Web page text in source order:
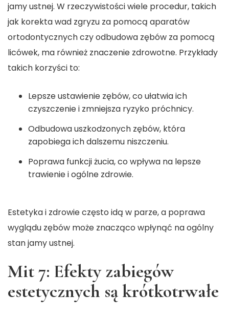
jamy ustnej. W rzeczywistości wiele procedur, takich
jak korekta wad zgryzu za pomocą aparatów
ortodontycznych czy odbudowa zębów za pomocą
licówek, ma również znaczenie zdrowotne. Przykłady
takich korzyści to:
Lepsze ustawienie zębów, co ułatwia ich
czyszczenie i zmniejsza ryzyko próchnicy.
Odbudowa uszkodzonych zębów, która
zapobiega ich dalszemu niszczeniu.
Poprawa funkcji żucia, co wpływa na lepsze
trawienie i ogólne zdrowie.
Estetyka i zdrowie często idą w parze, a poprawa
wyglądu zębów może znacząco wpłynąć na ogólny
stan jamy ustnej.
Mit 7: Efekty zabiegów
estetycznych są krótkotrwałe